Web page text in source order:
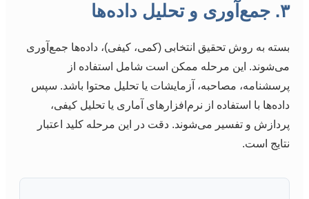
۳. جمع‌آوری و تحلیل داده‌ها
بسته به روش تحقیق انتخابی (کمی، کیفی)، داده‌ها جمع‌آوری
می‌شوند. این مرحله ممکن است شامل استفاده از
پرسشنامه، مصاحبه، آزمایشات یا تحلیل محتوا باشد. سپس
داده‌ها با استفاده از نرم‌افزارهای آماری یا تحلیل کیفی،
پردازش و تفسیر می‌شوند. دقت در این مرحله کلید اعتبار
نتایج است.